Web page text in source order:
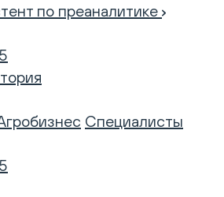
по преаналитике
Специалисты